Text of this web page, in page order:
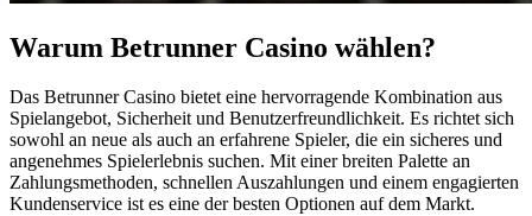
Warum Betrunner Casino wählen?
Das Betrunner Casino bietet eine hervorragende Kombination aus
Spielangebot, Sicherheit und Benutzerfreundlichkeit. Es richtet sich
sowohl an neue als auch an erfahrene Spieler, die ein sicheres und
angenehmes Spielerlebnis suchen. Mit einer breiten Palette an
Zahlungsmethoden, schnellen Auszahlungen und einem engagierten
Kundenservice ist es eine der besten Optionen auf dem Markt.